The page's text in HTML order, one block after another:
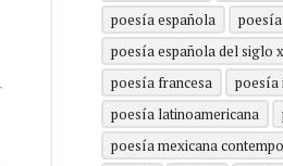
poesía española
poesía española del siglo
poesía francesa
poesía
poesía latinoamericana
poesía mexicana